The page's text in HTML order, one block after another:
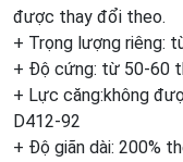
được thay đổi theo.
+ Trọng lượng riêng:
+ Độ cứng: từ 50-60
+ Lực căng:không
D412-92
+ Độ giãn dài: 200%